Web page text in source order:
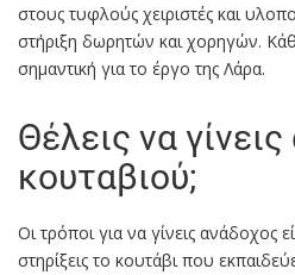
στους τυφλούς χειριστές και
στήριξη δωρητών και χορηγών.
σημαντική για το έργο της Λάρα.
Θέλεις να
κουταβιού;
Οι τρόποι για να γίνεις ανάδοχος
στηρίξεις το κουτάβι που